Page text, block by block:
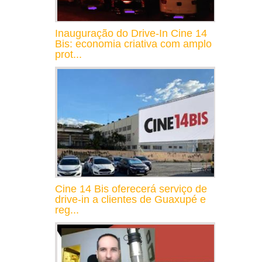
Inauguração do Drive-In Cine 14
Bis: economia criativa com amplo
prot...
Cine 14 Bis oferecerá serviço de
drive-in a clientes de Guaxupé e
reg...